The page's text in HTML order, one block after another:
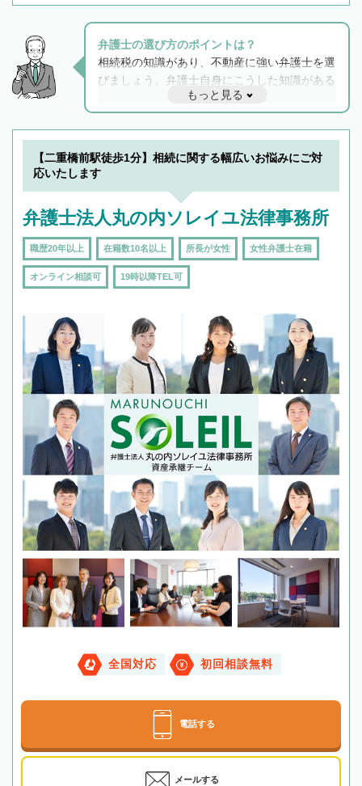
弁護士の選び方のポイントは？
相続税の知識があり、不動産に強い弁護士を選
びましょう。弁護士自身にこうした知識がある
と他士業との連携もスムーズに進み、トラブル
解決のみならず相続をトータルで任せることが
できます。また、相続は感情がからむ分野なの
でフィーリングも重要です。実際に電話や面談
で複数の弁護士と会話をしてウマが合う方に依
もっと見る
【二重橋前駅徒歩1分】相続に関する幅広いお悩みにご対
応いたします
弁護士法人丸の内ソレイユ法律事務所
職歴20年以上 在籍数10名以上 所長が女性 女性弁護士在籍
オンライン相談可 19時以降TEL可
全国対応 初回相談無料
電話する
メールする